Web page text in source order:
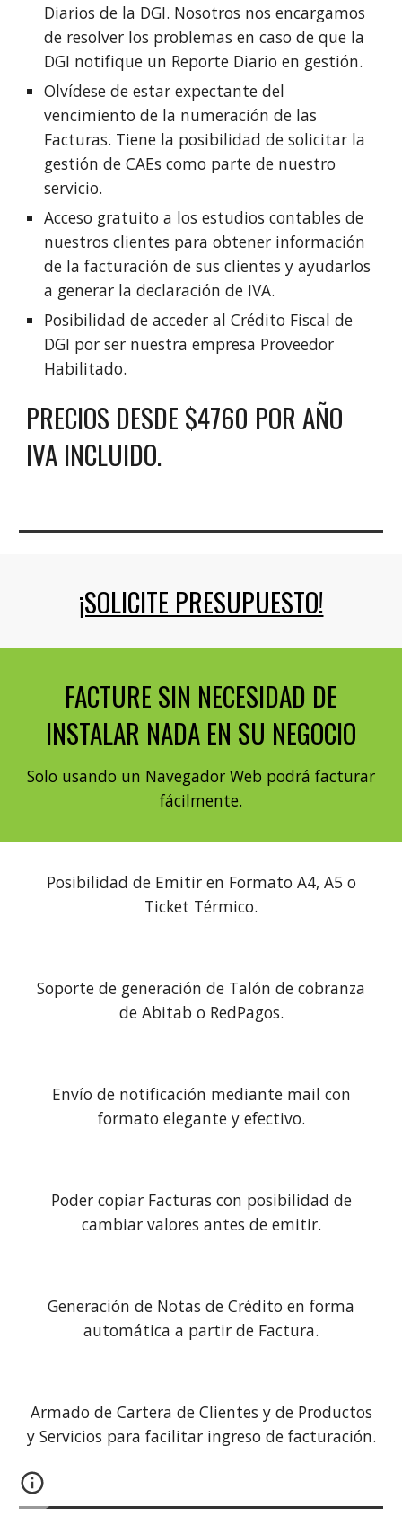
Diarios de la DGI. Nosotros nos encargamos
de resolver los problemas en caso de que la
DGI notifique un Reporte Diario en gestión.
Olvídese de estar expectante del
vencimiento de la numeración de las
Facturas. Tiene la posibilidad de solicitar la
gestión de CAEs como parte de nuestro
servicio.
Acceso gratuito a los estudios contables de
nuestros clientes para obtener información
de la facturación de sus clientes y ayudarlos
a generar la declaración de IVA.
Posibilidad de acceder al Crédito Fiscal de
DGI por ser nuestra empresa Proveedor
Habilitado.
PRECIOS DESDE $4760 POR AÑO
IVA INCLUIDO.
¡SOLICITE PRESUPUESTO!
FACTURE SIN NECESIDAD DE
INSTALAR NADA EN SU NEGOCIO
Solo usando un Navegador Web podrá facturar
fácilmente.
Posibilidad de Emitir en Formato A4, A5 o
Ticket Térmico.
Soporte de generación de Talón de cobranza
de Abitab o RedPagos.
Envío de notificación mediante mail con
formato elegante y efectivo.
Poder copiar Facturas con posibilidad de
cambiar valores antes de emitir.
Generación de Notas de Crédito en forma
automática a partir de Factura.
Armado de Cartera de Clientes y de Productos
y Servicios para facilitar ingreso de facturación.